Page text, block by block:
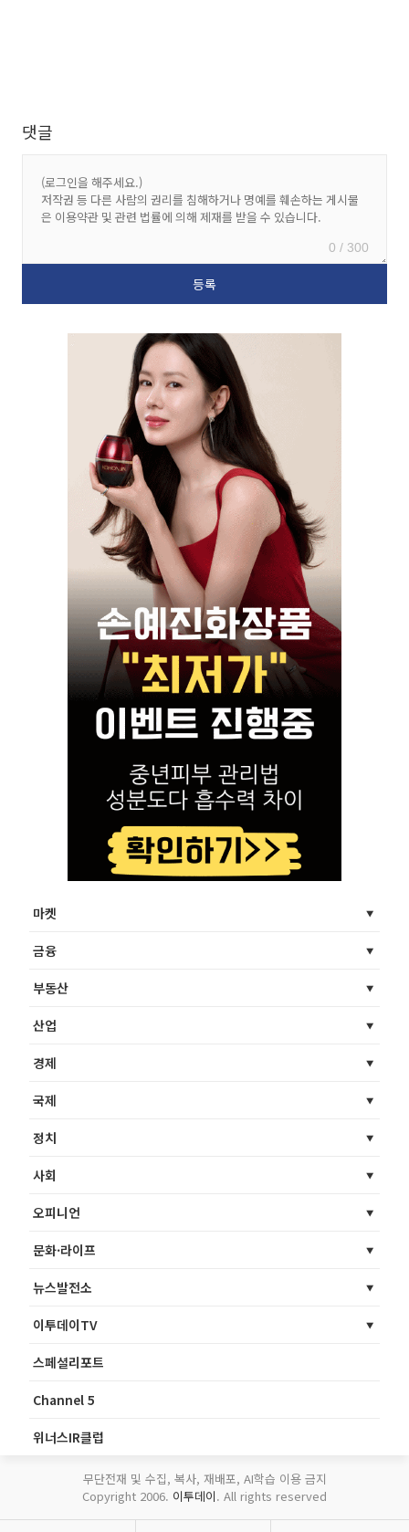
댓글
0 / 300
마켓
금융
부동산
산업
경제
국제
정치
사회
오피니언
문화·라이프
뉴스발전소
이투데이TV
스페셜리포트
Channel 5
위너스IR클럽
무단전재 및 수집, 복사, 재배포, AI학습 이용 금지
Copyright 2006. 이투데이. All rights reserved